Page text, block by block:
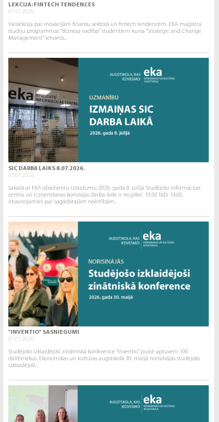
LEKCIJA: FINTECH TENDENCES
07.07.2026.
Vieslekcija par inovācijām finanšu sektorā un fintech tendencēm. EKA maģistra
studiju programmas “Biznesa vadība” studentiem kursa “Strategic and Change
Management” ietvaros...
SIC DARBA LAIKS 8.07.2026.
07.07.2026.
Sakarā ar EKA absolventu izlaidumu 2026. gada 8. jūlijā Studējošo informācijas
centra un Uzņemšanas komisijas darba laiks ir no plkst. 10.00 līdz 14.00..
Atvainojamies par sagādātajām neērtībām...
"INVENTIO" SASNIEGUMI
07.07.2026.
Studējošo izklaidējoši zinātniskā konference “Inventio” pulcē aptuveni 100
dalībniekus. Ekonomikas un kultūras augstskolā 30. maijā norisinājās studējošo
izklaidējoši...